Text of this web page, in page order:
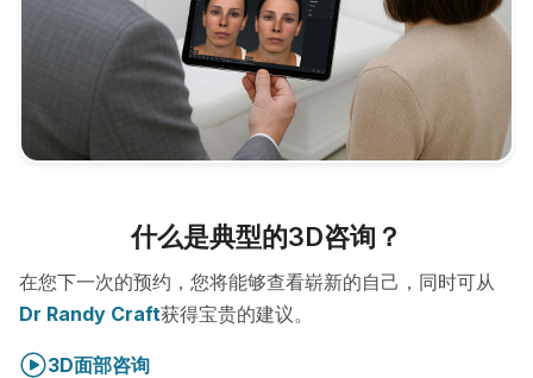
什么是典型的3D咨询？
在您下一次的预约，您将能够查看崭新的自己，同时可从
Dr Randy Craft获得宝贵的建议。
3D面部咨询